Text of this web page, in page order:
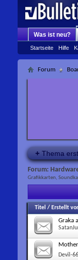
Was ist neu?
Startseite Hilfe
Forum
+ Thema
Forum:
Grafikkarten,
Titel / Erstellt
Graka
Devil-